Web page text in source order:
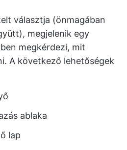
választja (önmagában
megjelenik egy
megkérdezi, mit
A következő lehetőségek
ablaka
lap